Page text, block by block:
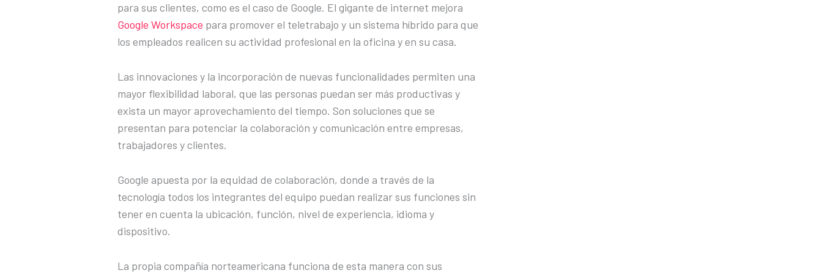
para sus clientes, como es el caso de Google. El gigante de internet mejora
Google Workspace para promover el teletrabajo y un sistema híbrido para que
los empleados realicen su actividad profesional en la oficina y en su casa.
Las innovaciones y la incorporación de nuevas funcionalidades permiten una
mayor flexibilidad laboral, que las personas puedan ser más productivas y
exista un mayor aprovechamiento del tiempo. Son soluciones que se
presentan para potenciar la colaboración y comunicación entre empresas,
trabajadores y clientes.
Google apuesta por la equidad de colaboración, donde a través de la
tecnología todos los integrantes del equipo puedan realizar sus funciones sin
tener en cuenta la ubicación, función, nivel de experiencia, idioma y
dispositivo.
La propia compañía norteamericana funciona de esta manera con sus